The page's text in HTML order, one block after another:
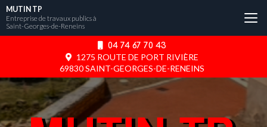
Aller
au
contenu
04 74 67 70 43
1275 ROUTE DE PORT RIVIÈRE
69830 SAINT-GEORGES-DE-RENEINS
MUTIN TP
Entreprise de travaux publics à
Saint-Georges-de-Reneins